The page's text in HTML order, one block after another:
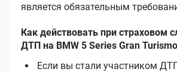
является обязательным
Как действовать при страховом
ДТП на BMW 5 Series Gran
Если вы стали участником